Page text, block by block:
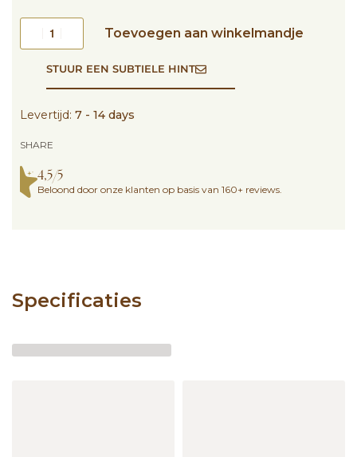
Toevoegen aan winkelmandje
STUUR EEN SUBTIELE HINT
Levertijd: 7 - 14 days
SHARE
4,5/5
Beloond door onze klanten op basis van 160+ reviews.
Specificaties